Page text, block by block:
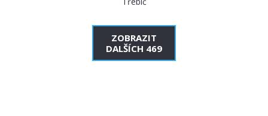
ZOBRAZIT
DALŠÍCH 469